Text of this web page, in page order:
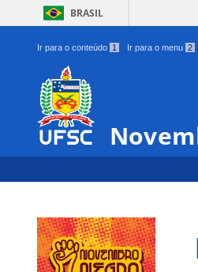
BRASIL
Ir para o conteúdo 1 Ir para o menu 2